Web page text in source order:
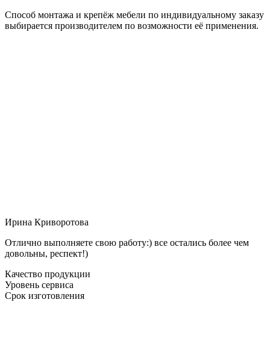
Способ монтажа и крепёж мебели по индивидуальному заказу
выбирается производителем по возможности её применения.
Ирина Криворотова
Отлично выполняете свою работу:) все остались более чем
довольны, респект!)
Качество продукции
Уровень сервиса
Срок изготовления